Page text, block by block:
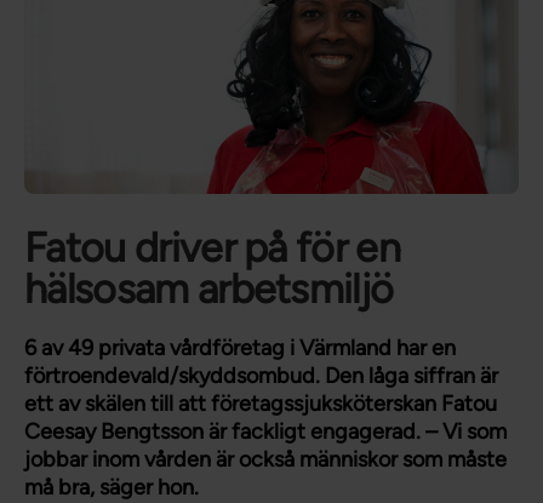
Fatou driver på för en
hälsosam arbetsmiljö
6 av 49 privata vårdföretag i Värmland har en
förtroendevald/skyddsombud. Den låga siffran är
ett av skälen till att företagssjuksköterskan Fatou
Ceesay Bengtsson är fackligt engagerad. – Vi som
jobbar inom vården är också människor som måste
må bra, säger hon.